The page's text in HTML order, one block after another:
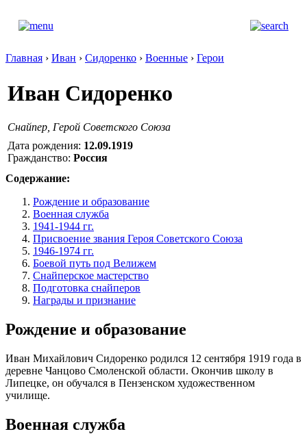
Главная › Иван › Сидоренко › Военные › Герои
Иван Сидоренко
Снайпер, Герой Советского Союза
Дата рождения: 12.09.1919
Гражданство: Россия
Содержание:
Рождение и образование
Военная служба
1941-1944 гг.
Присвоение звания Героя Советского Союза
1946-1974 гг.
Боевой путь под Велижем
Снайперское мастерство
Подготовка снайперов
Награды и признание
Рождение и образование
Иван Михайлович Сидоренко родился 12 сентября 1919 года в
деревне Чанцово Смоленской области. Окончив школу в
Липецке, он обучался в Пензенском художественном
училище.
Военная служба